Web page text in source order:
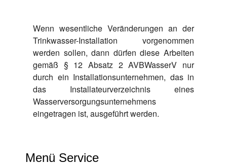
Wenn wesentliche Veränderungen an der
Trinkwasser-Installation vorgenommen
werden sollen, dann dürfen diese Arbeiten
gemäß § 12 Absatz 2 AVBWasserV nur
durch ein Installationsunternehmen, das in
das Installateurverzeichnis eines
Wasserversorgungsunternehmens
eingetragen ist, ausgeführt werden.
Menü Service